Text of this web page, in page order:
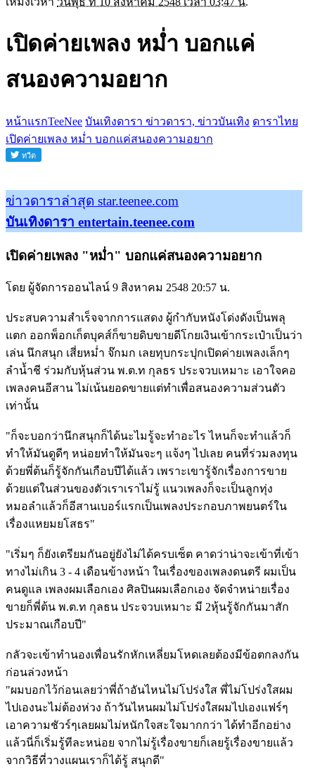
เปิดค่ายเพลง หม่ำ บอกแค่
สนองความอยาก
หน้าแรกTeeNee บันเทิงดารา ข่าวดารา, ข่าวบันเทิง ดาราไทย
เปิดค่ายเพลง หม่ำ บอกแค่สนองความอยาก
ข่าวดาราล่าสุด star.teenee.com
บันเทิงดารา entertain.teenee.com
เปิดค่ายเพลง "หม่ำ" บอกแค่สนองความอยาก
โดย ผู้จัดการออนไลน์ 9 สิงหาคม 2548 20:57 น.
ประสบความสำเร็จจากการแสดง ผู้กำกับหนังโด่งดังเป็นพลุ
แตก ออกพ็อกเก็ตบุคส์ก็ขายดิบขายดีโกยเงินเข้ากระเป๋าเป็นว่า
เล่น นึกสนุก เสี่ยหม่ำ จ๊กมก เลยทุบกระปุกเปิดค่ายเพลงเล็กๆ
ลำน้ำชี ร่วมกับหุ้นส่วน พ.ต.ท กุลธร ประจวบเหมาะ เอาใจคอ
เพลงคนอีสาน ไม่เน้นยอดขายแต่ทำเพื่อสนองความส่วนตัว
เท่านั้น
"ก็จะบอกว่านึกสนุกก็ได้นะไมรู้จะทำอะไร ไหนก็จะทำแล้วก็
ทำให้มันดูดีๆ หน่อยทำให้มันจะๆ แจ้งๆ ไปเลย คนที่ร่วมลงทุน
ด้วยพี่ต้นก็รู้จักกันเกือบปีได้แล้ว เพราะเขารู้จักเรื่องการขาย
ด้วยแต่ในส่วนของตัวเราเราไม่รู้ แนวเพลงก็จะเป็นลูกทุ่ง
หมอลำแล้วก็อีสานเบอร์แรกเป็นเพลงประกอบภาพยนตร์ใน
เรื่องแหยมยโสธร"
"เริ่มๆ ก็ยังเตรียมกันอยู่ยังไม่ได้ครบเซ็ต คาดว่าน่าจะเข้าที่เข้า
ทางไม่เกิน 3 - 4 เดือนข้างหน้า ในเรื่องของเพลงดนตรี ผมเป็น
คนดูแล เพลงผมเลือกเอง ศิลปินผมเลือกเอง จัดจำหน่ายเรื่อง
ขายก็พี่ต้น พ.ต.ท กุลธน ประจวบเหมาะ มี 2หุ้นรู้จักกันมาสัก
ประมาณเกือบปี"
กลัวจะเข้าทำนองเพื่อนรักหักเหลี่ยมโหดเลยต้องมีข้อตกลงกัน
ก่อนล่วงหน้า
"ผมบอกไว้ก่อนเลยว่าพี่ถ้าอันไหนไม่โปร่งใส พี่ไม่โปร่งใสผม
ไปเองนะไม่ต้องห่วง ถ้าวันไหนผมไม่โปร่งใสผมไปเองแฟร์ๆ
เอาความชัวร์ๆเลยผมไม่หนักใจสะใจมากกว่า ได้ทำอีกอย่าง
แล้วนี่ก็เริ่มรู้ทีละหน่อย จากไม่รู้เรื่องขายก็เลยรู้เรื่องขายแล้ว
จากวิธีที่วางแผนเราก็ได้รู้ สนุกดี"